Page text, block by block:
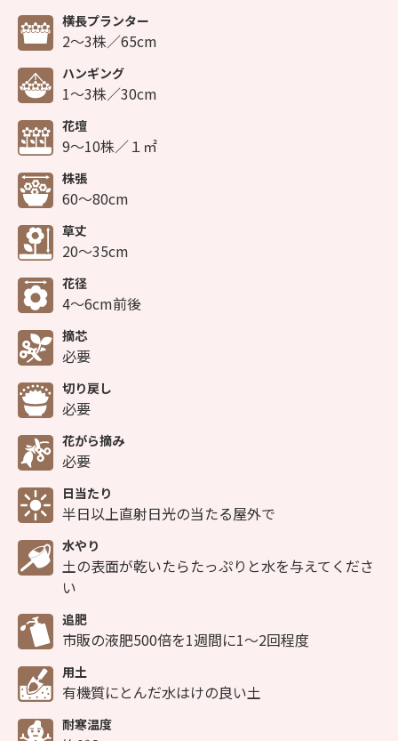
横長プランター
2～3株／65cm
ハンギング
1～3株／30cm
花壇
9～10株／１㎡
株張
60～80cm
草丈
20～35cm
花径
4～6cm前後
摘芯
必要
切り戻し
必要
花がら摘み
必要
日当たり
半日以上直射日光の当たる屋外で
水やり
土の表面が乾いたらたっぷりと水を与えてくださ
い
追肥
市販の液肥500倍を1週間に1～2回程度
用土
有機質にとんだ水はけの良い土
耐寒温度